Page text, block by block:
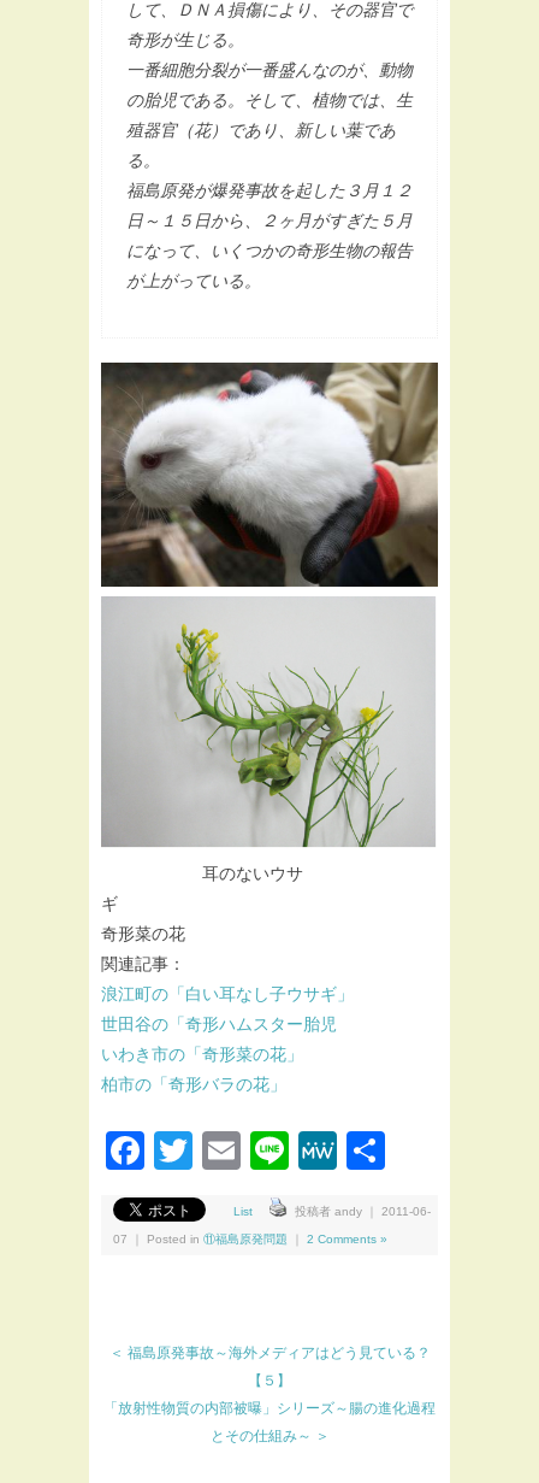
して、ＤＮＡ損傷により、その器官で
奇形が生じる。
一番細胞分裂が一番盛んなのが、動物
の胎児である。そして、植物では、生
殖器官（花）であり、新しい葉であ
る。
福島原発が爆発事故を起した３月１２
日～１５日から、２ヶ月がすぎた５月
になって、いくつかの奇形生物の報告
が上がっている。
耳のないウサ
ギ
奇形菜の花
関連記事：
浪江町の「白い耳なし子ウサギ」
世田谷の「奇形ハムスター胎児
いわき市の「奇形菜の花」
柏市の「奇形バラの花」
Facebook
Twitter
EmailLineMeWe
List 投稿者 andy ｜ 2011-06-
07 ｜ Posted in ⑪福島原発問題 2 Comments »
＜ 福島原発事故～海外メディアはどう見ている？
【５】
「放射性物質の内部被曝」シリーズ～腸の進化過程
とその仕組み～ ＞